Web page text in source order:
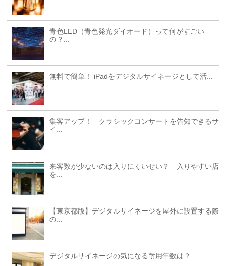
青色LED（青色発光ダイオード）って何がすごい
の？...
無料で簡単！ iPadをデジタルサイネージとして活...
集客アップ！ クラシックコンサートを告知できるサ
イ...
来客数が少ないのは入りにくいせい？ 入りやすい店
を...
【東京都版】デジタルサイネージを屋外に設置する際
の...
デジタルサイネージの気になる耐用年数は？...